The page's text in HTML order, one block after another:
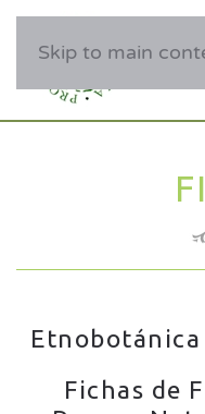
Skip to main
Etnobotánica
Fichas de